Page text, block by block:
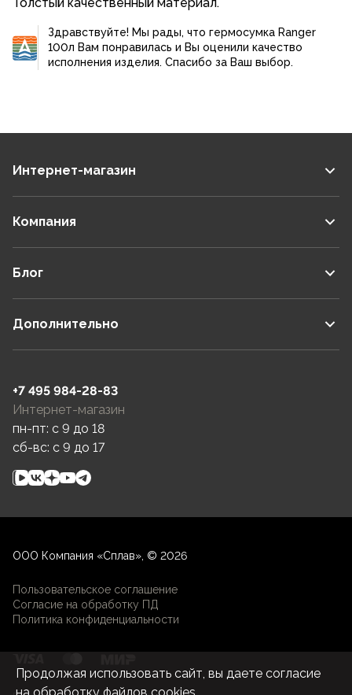
Здравствуйте! Мы рады, что гермосумка Ranger
100л Вам понравилась и Вы оценили качество
исполнения изделия. Спасибо за Ваш выбор.
Интернет-магазин
Компания
Блог
Дополнительно
+7 495 984-28-83
Интернет-магазин
пн-пт: c 9 до 18
сб-вс: c 9 до 17
ООО Компания «Сплав», © 2026
Пользовательское соглашение
Согласие на обработку ПД
Политика конфиденциальности
Продолжая использовать сайт, вы даете согласие